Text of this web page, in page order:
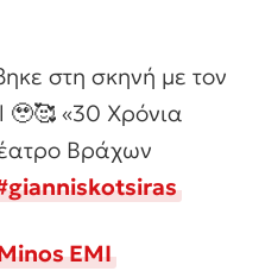
στη σκηνή με τον
🥹🥰 «30 Χρόνια
Βράχων
EMI